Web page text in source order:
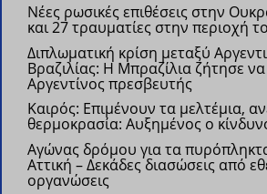
Νέες ρωσικές επιθέσεις στην
και 27 τραυματίες στην περιοχή
Διπλωματική κρίση μεταξύ
Βραζιλίας: Η Μπραζίλια ζήτησε
Αργεντίνος πρεσβευτής
Kαιρός: Επιμένουν τα μελτέμια,
θερμοκρασία: Αυξημένος ο
Αγώνας δρόμου για τα
Αττική – Δεκάδες διασώσεις από
οργανώσεις